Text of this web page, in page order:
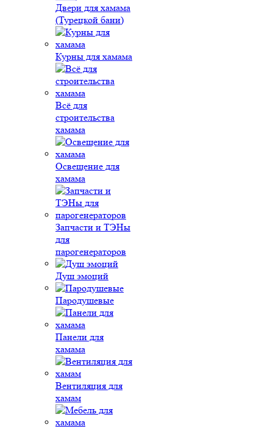
Двери для хамама
(Турецкой бани)
Курны для хамама
Всё для
строительства
хамама
Освещение для
хамама
Запчасти и ТЭНы
для
парогенераторов
Душ эмоций
Пародушевые
Панели для
хамама
Вентиляция для
хамам